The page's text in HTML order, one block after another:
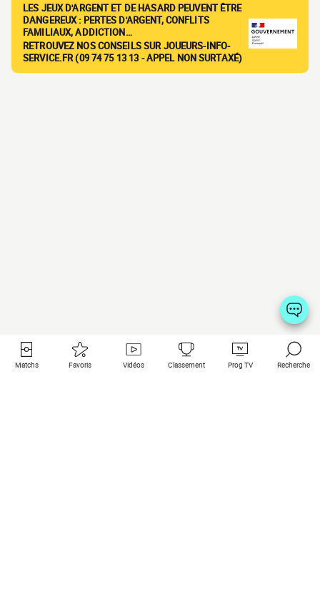
LES JEUX D'ARGENT ET DE HASARD PEUVENT ÊTRE
DANGEREUX : PERTES D'ARGENT, CONFLITS
FAMILIAUX, ADDICTION…
RETROUVEZ NOS CONSEILS SUR JOUEURS-INFO-
SERVICE.FR (09 74 75 13 13 - APPEL NON SURTAXÉ)
Matchs Favoris Vidéos Classement Prog TV Recherche